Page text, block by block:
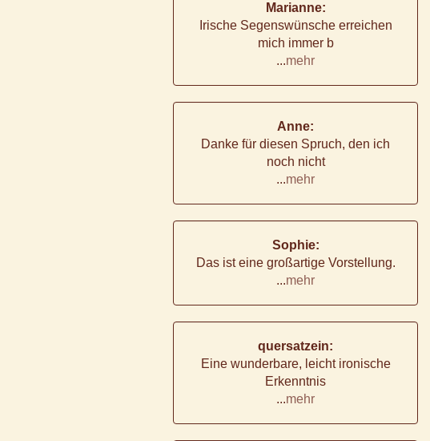
Marianne:
Irische Segenswünsche erreichen
mich immer b
...mehr
Anne:
Danke für diesen Spruch, den ich
noch nicht
...mehr
Sophie:
Das ist eine großartige Vorstellung.
...mehr
quersatzein:
Eine wunderbare, leicht ironische
Erkenntnis
...mehr